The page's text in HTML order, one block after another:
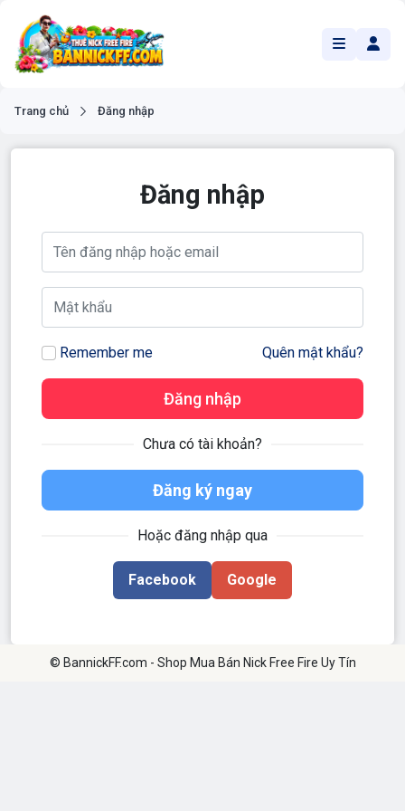
Trang chủ Đăng nhập
Đăng nhập
Remember me Quên mật khẩu?
Đăng nhập
Chưa có tài khoản?
Đăng ký ngay
Hoặc đăng nhập qua
Facebook Google
© BannickFF.com - Shop Mua Bán Nick Free Fire Uy Tín